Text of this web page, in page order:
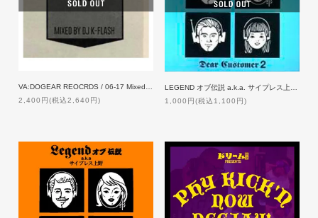
2,400円(税込2,640円)
LEGEND オブ伝説 a.k.a. サイプレス上野 / DEAR CUSTOMER 2
1,000円(税込1,100円)